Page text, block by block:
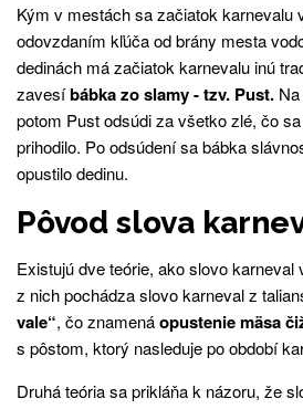
Kým v mestách sa začiatok karnevalu
odovzdaním kľúča od brány mesta
dedinách má začiatok karnevalu inú
zavesíbábka zo slamy - tzv. Pust.
potom Pust odsúdi za všetko zlé, čo
prihodilo. Po odsúdení sa bábka
opustilo dedinu.
Pôvod slova
Existujú dve teórie, ako slovo karneval
z nich pochádza slovo karneval z
vale“, čo znamenáopustenie mäsa
s pôstom, ktorý nasleduje po období
Druhá teória sa prikláňa k názoru, že